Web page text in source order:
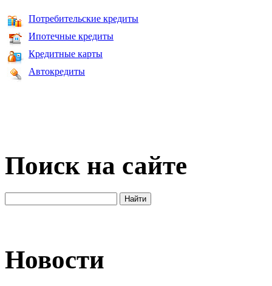
Потребительские кредиты
Ипотечные кредиты
Кредитные карты
Автокредиты
Поиск на сайте
Новости